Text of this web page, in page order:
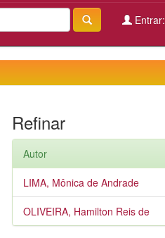
Entrar:
Refinar
Autor
LIMA, Mônica de Andrade
OLIVEIRA, Hamilton Reis de